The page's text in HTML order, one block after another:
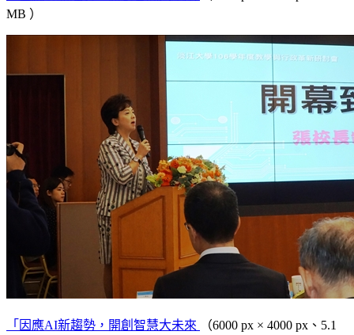
MB ）
「因應AI新趨勢，開創智慧大未來
（6000 px × 4000 px、5.1